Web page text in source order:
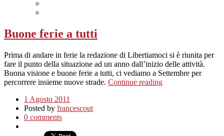
Buone ferie a tutti
Prima di andare in ferie la redazione di Libertiamoci si è riunita per
fare il punto della situazione ad un anno dall’inizio delle attività.
Buona visione e buone ferie a tutti, ci vediamo a Settembre per
percorrere insieme nuove strade. Continue reading
1 Agosto 2011
Posted by francescout
0 comments